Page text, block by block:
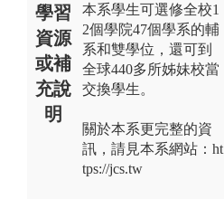
學習
資源
或補
充說
明
本系學生可選修全校1
2個學院47個學系的輔
系和雙學位，還可到
全球440多所姊妹校當
交換學生。
關於本系更完整的資
訊，請見本系網站：ht
tps://jcs.tw